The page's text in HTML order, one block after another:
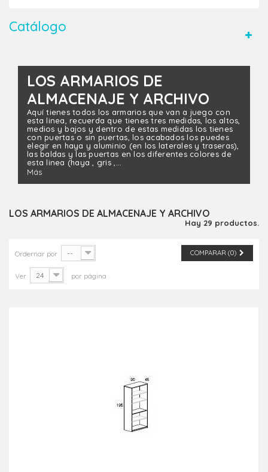
Catálogo
LOS ARMARIOS DE
ALMACENAJE Y ARCHIVO
Aquí tienes todos los armarios que van a juego con
esta linea, recuerda que tienes tres medidas, los altos,
medios y bajos y dentro de estas medidas los tienes
con puertas o sin puertas, los acabados los puedes
elegir en haya y aluminio (en los laterales y traseras),
las baldas y las puertas en los diferentes colores de
esta linea (haya , gris ,...
Más
LOS ARMARIOS DE ALMACENAJE Y ARCHIVO
Hay 29 productos.
COMPARAR (0)
Ordernar por --
Ver 24 por página